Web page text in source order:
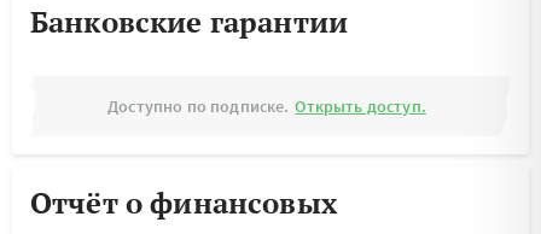
Банковские гарантии
Доступно по подписке. Открыть доступ.
Отчёт о финансовых